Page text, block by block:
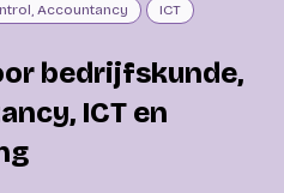
Accountancy ICT
bedrijfskunde,
ICT en